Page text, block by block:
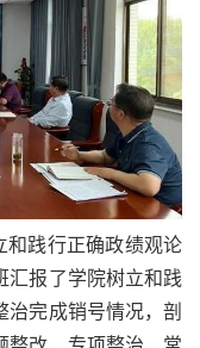
和践行正确政绩观论
汇报了学院树立和践
完成销号情况，剖